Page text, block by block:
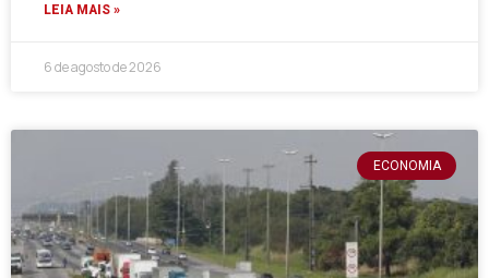
LEIA MAIS »
6 de agosto de 2026
ECONOMIA